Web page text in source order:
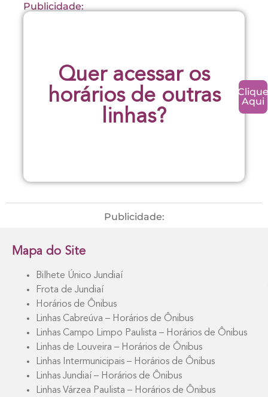
Publicidade:
Quer acessar os
horários de outras
linhas?
Clique
Aqui
Publicidade:
Mapa do Site
Bilhete Único Jundiaí
Frota de Jundiaí
Horários de Ônibus
Linhas Cabreúva – Horários de Ônibus
Linhas Campo Limpo Paulista – Horários de Ônibus
Linhas de Louveira – Horários de Ônibus
Linhas Intermunicipais – Horários de Ônibus
Linhas Jundiaí – Horários de Ônibus
Linhas Várzea Paulista – Horários de Ônibus